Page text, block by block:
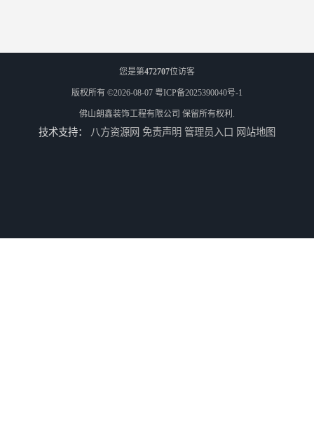
您是第472707位访客
版权所有 ©2026-08-07 粤ICP备2025390040号-1
佛山朗鑫装饰工程有限公司 保留所有权利.
技术支持： 八方资源网 免责声明 管理员入口 网站地图